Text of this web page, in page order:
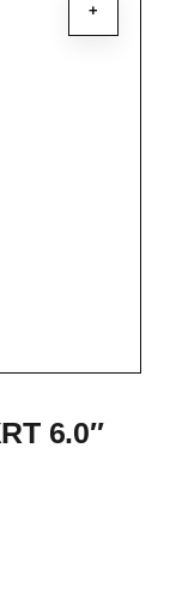
+
6.0″